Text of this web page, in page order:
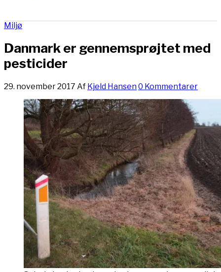
Miljø
Danmark er gennemsprøjtet med
pesticider
29. november 2017 Af Kjeld Hansen0 Kommentarer